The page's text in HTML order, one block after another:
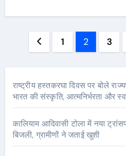
Posts
1 2 3
राष्ट्रीय हस्तकरघा दिवस पर बोले
भारत की संस्कृति, आत्मनिर्भरता और
कालियाम आदिवासी टोला में नया
बिजली, ग्रामीणों ने जताई खुशी